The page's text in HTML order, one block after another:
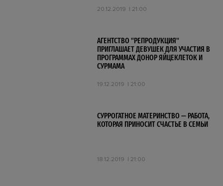
20.12.2019 21:00
АГЕНТСТВО "РЕПРОДУКЦИЯ"
ПРИГЛАШАЕТ ДЕВУШЕК ДЛЯ УЧАСТИЯ В
ПРОГРАММАХ ДОНОР ЯЙЦЕКЛЕТОК И
СУРМАМА
19.12.2019 21:00
СУРРОГАТНОЕ МАТЕРИНСТВО — РАБОТА,
КОТОРАЯ ПРИНОСИТ СЧАСТЬЕ В СЕМЬИ
18.12.2019 21:00